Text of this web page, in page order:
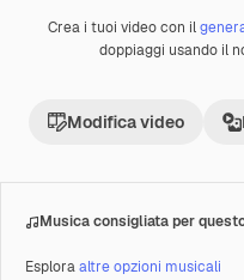
Premium
Crea i tuoi video con il
doppiaggi usando il
Modifica video
Musica consigliata per
Esploraaltre opzioni musicali